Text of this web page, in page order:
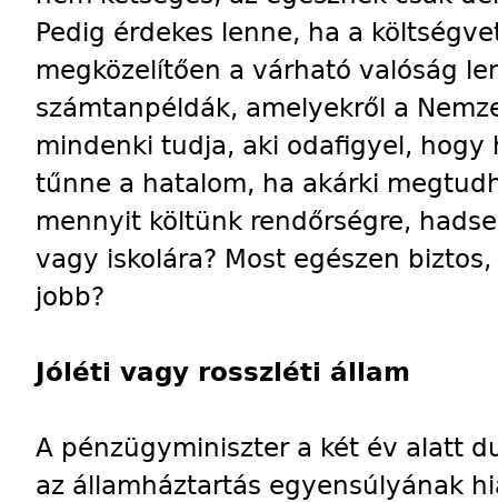
Pedig érdekes lenne, ha a
megközelítően a várható valóság
számtanpéldák, amelyekről a
mindenki tudja, aki odafigyel, hogy
tűnne a hatalom, ha akárki
mennyit költünk rendőrségre,
vagy iskolára? Most egészen
jobb?
Jóléti vagy rosszléti állam
A pénzügyminiszter a két év alatt
az államháztartás egyensúlyának